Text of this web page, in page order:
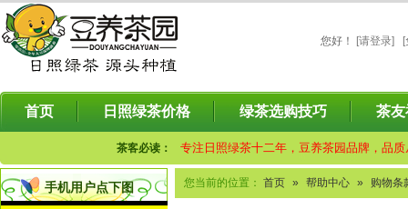
您好 ！ [请登录]
首页 日照绿茶价格 绿茶选购技巧 茶
茶客必读： 专注日照绿茶十二年，豆养茶园品牌，品
手机用户点下图 您当前的位置： 首页 » 帮助中心 » 购物条